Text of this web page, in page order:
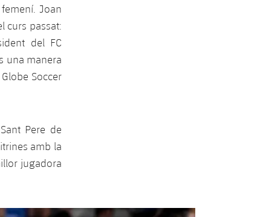
Joan
curs passat:
del FC
una manera
Soccer
Pere de
amb la
jugadora